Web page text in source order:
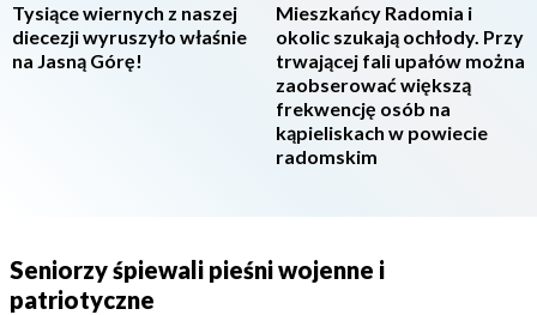
Tysiące wiernych z naszej
diecezji wyruszyło właśnie
na Jasną Górę!
Mieszkańcy Radomia i
okolic szukają ochłody. Przy
trwającej fali upałów można
zaobserować większą
frekwencję osób na
kąpieliskach w powiecie
radomskim
Seniorzy śpiewali pieśni wojenne i
patriotyczne